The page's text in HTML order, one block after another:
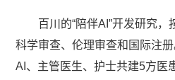
百川的“陪伴AI”开发研究
科学审查、伦理审查和国际注
AI、主管医生、护士共建5方医